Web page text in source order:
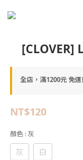
[CLOVER]
全店，滿1200元 免
NT$120
顏色 : 灰
灰 白